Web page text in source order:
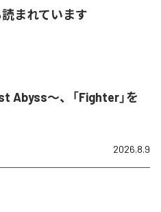
まれています
Abyss～、「Fighter」を
2026.8.9